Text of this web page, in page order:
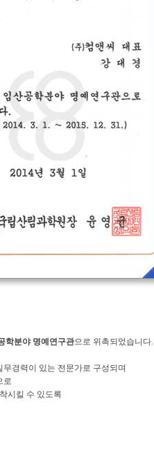
학분야 명예연구관으로 위촉되었습니다.
경력이 있는 전문가로 구성되며
로
시킬 수 있도록